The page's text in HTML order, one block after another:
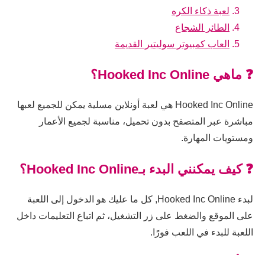
لعبة ذكاء الكره
الطائر الشجاع
العاب كمبيوتر سوليتير القديمة
❓ ماهي Hooked Inc Online؟
Hooked Inc Online هي لعبة أونلاين مسلية يمكن للجميع لعبها
مباشرة عبر المتصفح بدون تحميل، مناسبة لجميع الأعمار
ومستويات المهارة.
❓ كيف يمكنني البدء بـHooked Inc Online؟
لبدء Hooked Inc Online, كل ما عليك هو الدخول إلى اللعبة
على الموقع والضغط على زر التشغيل، ثم اتباع التعليمات داخل
اللعبة للبدء في اللعب فورًا.